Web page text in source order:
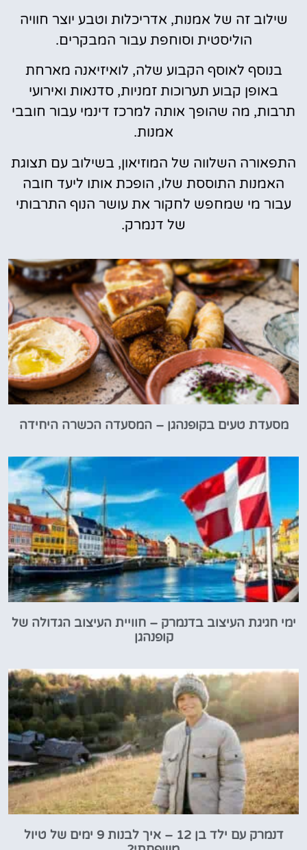
שילוב זה של אמנות, אדריכלות וטבע יוצר חוויה
הוליסטית וסוחפת עבור המבקרים.
בנוסף לאוסף הקבוע שלה, לואיזיאנה מארחת
באופן קבוע תערוכות זמניות, סדנאות ואירועי
תרבות, מה שהופך אותה למרכז דינמי עבור חובבי
אמנות.
התפאורה השלווה של המוזיאון, בשילוב עם תצוגת
האמנות התוססת שלו, הופכת אותו ליעד חובה
עבור מי שמחפש לחקור את עושר הנוף התרבותי
של דנמרק.
מסעדת טעים בקופנהגן – המסעדה הכשרה היחידה
ימי חגיגת העיצוב בדנמרק – חוויית העיצוב הגדולה של
קופנהגן
דנמרק עם ילד בן 12 – איך לבנות 9 ימים של טיול